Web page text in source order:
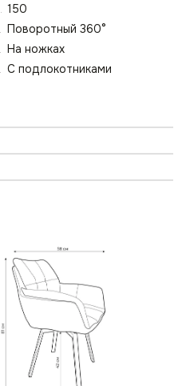
150
Поворотный 360°
На ножках
С подлокотниками